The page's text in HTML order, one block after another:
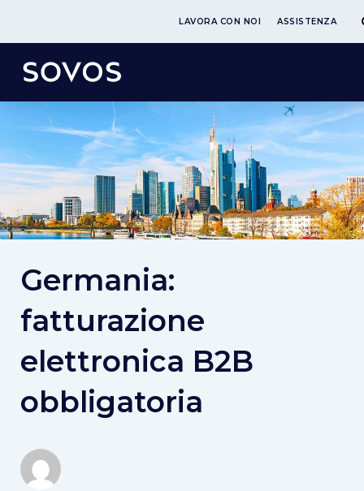
LAVORA CON NOI ASSISTENZA
Germania:
fatturazione
elettronica B2B
obbligatoria